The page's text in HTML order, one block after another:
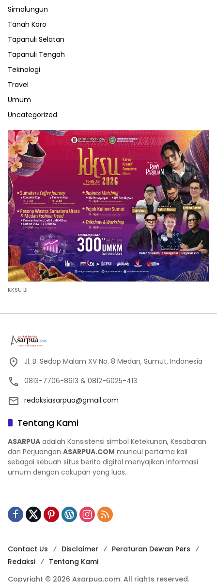
Simalungun
Tanah Karo
Tapanuli Selatan
Tapanuli Tengah
Teknologi
Travel
Umum
Uncategorized
KKSU BI
Jl. B. Sedap Malam XV No. 8 Medan, Sumut, Indonesia
0813-7706-8613 & 0812-6025-413
redaksiasarpua@gmail.com
Tentang Kami
ASARPUA adalah Konsistensi simbol Ketekunan, Kesabaran
dan Perjuangan ASARPUA.COM muncul pertama kali
sebagai sebuah situs berita digital menyajikan informasi
umum dengan cakupan yang luas.
Contact Us Disclaimer
Peraturan Dewan Pers
Redaksi
Tentang Kami
Copyright © 2026 Asarpua.com. All rights reserved.